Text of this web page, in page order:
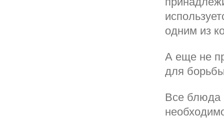
одним из
А еще не
для
Все блюда